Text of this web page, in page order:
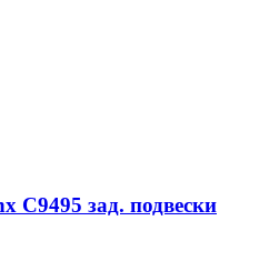
C9495 зад. подвески